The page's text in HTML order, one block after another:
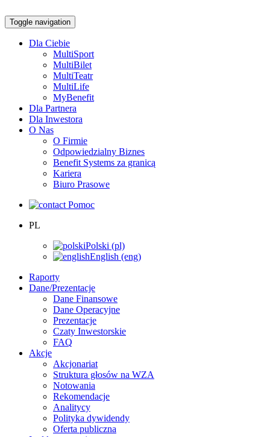
Toggle navigation
Dla Ciebie
MultiSport
MultiBilet
MultiTeatr
MultiLife
MyBenefit
Dla Partnera
Dla Inwestora
O Nas
O Firmie
Odpowiedzialny Biznes
Benefit Systems za granicą
Kariera
Biuro Prasowe
Pomoc
PL
Polski (pl)
English (eng)
Raporty
Dane/Prezentacje
Dane Finansowe
Dane Operacyjne
Prezentacje
Czaty Inwestorskie
FAQ
Akcje
Akcjonariat
Struktura głosów na WZA
Notowania
Rekomendacje
Analitycy
Polityka dywidendy
Oferta publiczna